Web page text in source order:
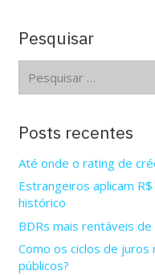
Pesquisar
por:
Posts recentes
Até onde o rating de
Estrangeiros aplicam
histórico
BDRs mais rentáveis
Como os ciclos de
públicos?